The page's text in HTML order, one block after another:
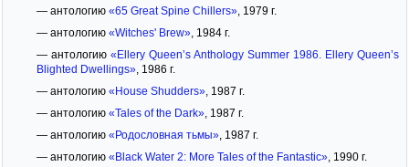
— антологию «65 Great Spine Chillers», 1979 г.
— антологию «Witches' Brew», 1984 г.
— антологию «Ellery Queen’s Anthology Summer 1986. Ellery Queen’s
Blighted Dwellings», 1986 г.
— антологию «House Shudders», 1987 г.
— антологию «Tales of the Dark», 1987 г.
— антологию «Родословная тьмы», 1987 г.
— антологию «Black Water 2: More Tales of the Fantastic», 1990 г.